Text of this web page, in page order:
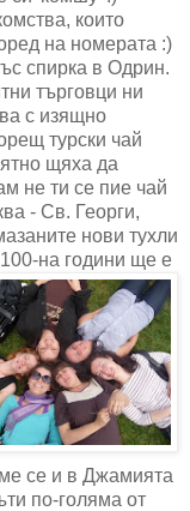
които
на номерата :)
спирка в Одрин.
търговци ни
с изящно
турски чай
щяха да
не ти се пие чай
- Св. Георги,
нови тухли
на години ще е
се и в Джамията
по-голяма от